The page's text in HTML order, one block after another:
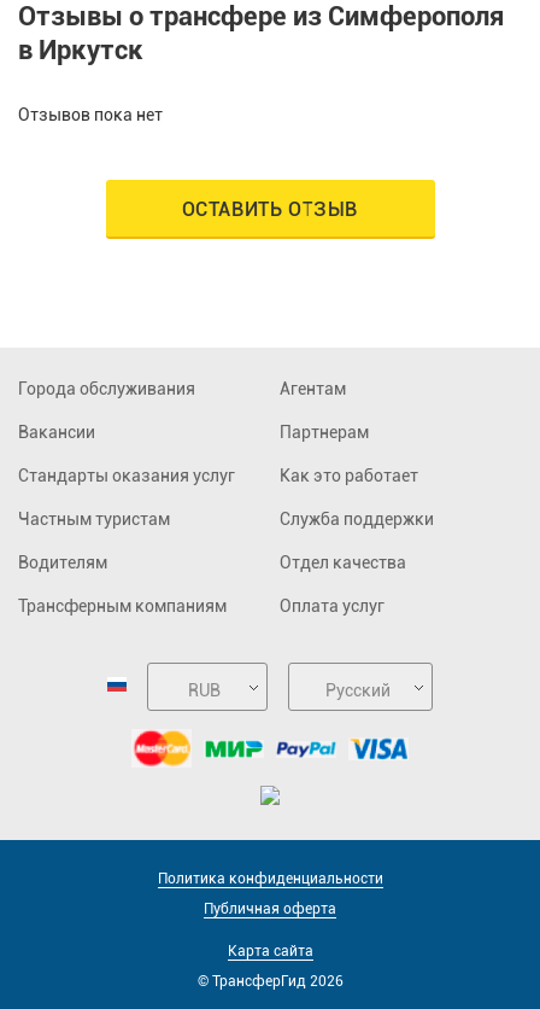
Отзывы о трансфере из Симферополя
в Иркутск
Отзывов пока нет
ОСТАВИТЬ ОТЗЫВ
Города обслуживания
Вакансии
Стандарты оказания услуг
Частным туристам
Водителям
Трансферным компаниям
Агентам
Партнерам
Как это работает
Служба поддержки
Отдел качества
Оплата услуг
RUB Русский
Политика конфиденциальности
Публичная оферта
Карта сайта
© ТрансферГид 2026